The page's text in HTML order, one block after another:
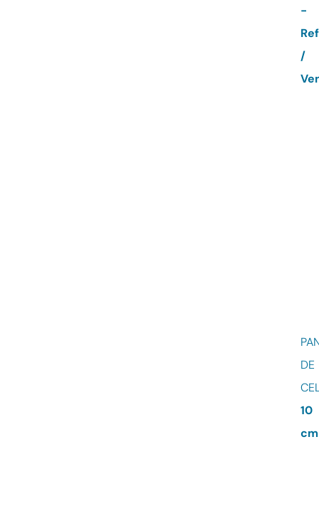
-
/
DE
10
cm